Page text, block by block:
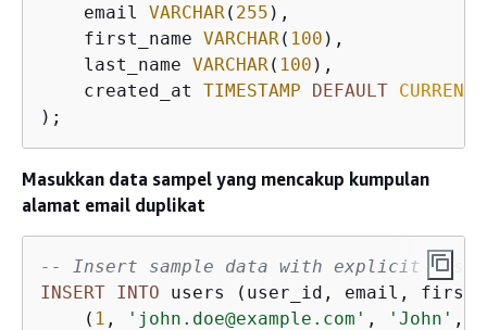
    email
VARCHAR ( 255 ),
    first_name
VARCHAR ( 100 ),
    last_name
VARCHAR ( 100 ),
    created_at
TIMESTAMP DEFAULT
);
Masukkan data sampel yang mencakup kumpulan
alamat email duplikat
-- Insert sample data with explicit IDs
INSERT INTO users (user_id, email,
    (
1 , 'john.doe@example.com' , 'John' ,